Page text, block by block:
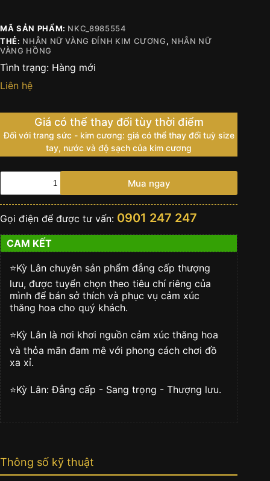
MÃ SẢN PHẨM: NKC_8985554
THẺ: NHẪN NỮ VÀNG ĐÍNH KIM CƯƠNG, NHẪN NỮ
VÀNG HỒNG
Tình trạng: Hàng mới
Liên hệ
Giá có thể thay đổi tùy thời điểm
Đối với trang sức - kim cương: giá có thể thay đổi tuỳ size
tay, nước và độ sạch của kim cương
Nhẫn
Au750
đính
kim
cương
số
lượng
Mua ngay
Gọi điện để được tư vấn: 0901 247 247
CAM KẾT
⭐️Kỳ Lân chuyên sản phẩm đẳng cấp thượng
lưu, được tuyển chọn theo tiêu chí riêng của
mình để bán sở thích và phục vụ cảm xúc
thăng hoa cho quý khách.
⭐️Kỳ Lân là nơi khơi nguồn cảm xúc thăng hoa
và thỏa mãn đam mê với phong cách chơi đồ
xa xỉ.
⭐️Kỳ Lân: Đẳng cấp - Sang trọng - Thượng lưu.
Thông số kỹ thuật